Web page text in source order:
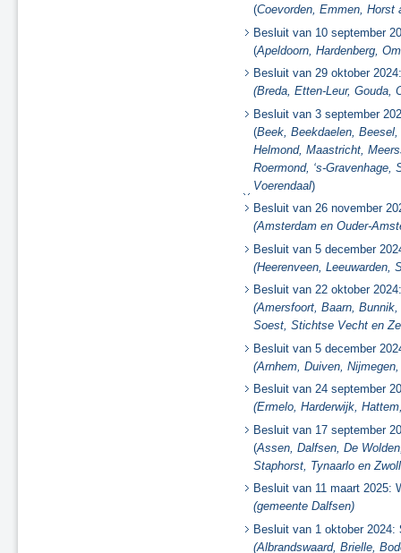
(Coevorden, Emmen, Horst
Besluit van 10 september
(Apeldoorn, Hardenberg,
Besluit van 29 oktober
(Breda, Etten-Leur, Gouda,
Besluit van 3 september
(Beek, Beekdaelen,
Helmond, Maastricht,
Roermond, ‘s-Gravenhage,
Voerendaal)
Besluit van 26 november
(Amsterdam en Ouder-
Besluit van 5 december
(Heerenveen, Leeuwarden,
Besluit van 22 oktober
(Amersfoort, Baarn,
Soest, Stichtse Vecht en
Besluit van 5 december
(Arnhem, Duiven,
Besluit van 24 september
(Ermelo, Harderwijk,
Besluit van 17 september
(Assen, Dalfsen, De
Staphorst, Tynaarlo en
Besluit van 11 maart 2025:
(gemeente Dalfsen)
Besluit van 1 oktober 2024:
(Albrandswaard, Brielle,